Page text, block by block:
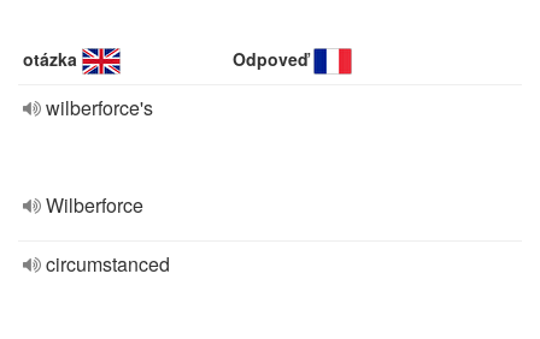
otázka Odpoveď
wilberforce's
Wilberforce
circumstanced